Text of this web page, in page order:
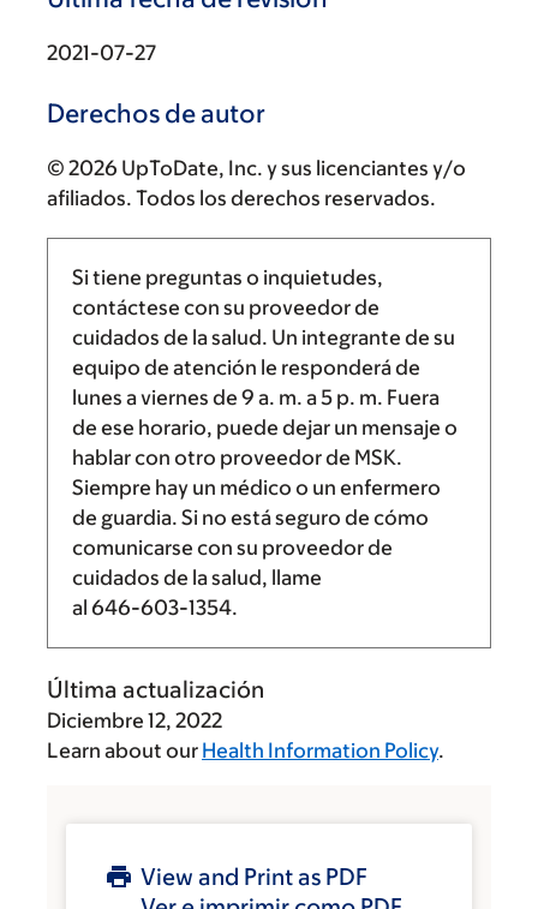
2021-07-27
Derechos de autor
© 2026 UpToDate, Inc. y sus licenciantes y/o
afiliados. Todos los derechos reservados.
Si tiene preguntas o inquietudes,
contáctese con su proveedor de
cuidados de la salud. Un integrante de su
equipo de atención le responderá de
lunes a viernes de 9 a. m. a5 p. m. Fuera
de ese horario, puede dejar un mensaje o
hablar con otro proveedor de MSK.
Siempre hay un médico o un enfermero
de guardia. Si no está seguro de cómo
comunicarse con su proveedor de
cuidados de la salud, llame
al 646-603-1354.
Última actualización
Diciembre 12, 2022
Learn about our Health Information Policy.
View and Print as PDF